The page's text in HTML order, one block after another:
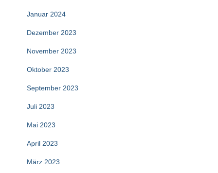
Januar 2024
Dezember 2023
November 2023
Oktober 2023
September 2023
Juli 2023
Mai 2023
April 2023
März 2023